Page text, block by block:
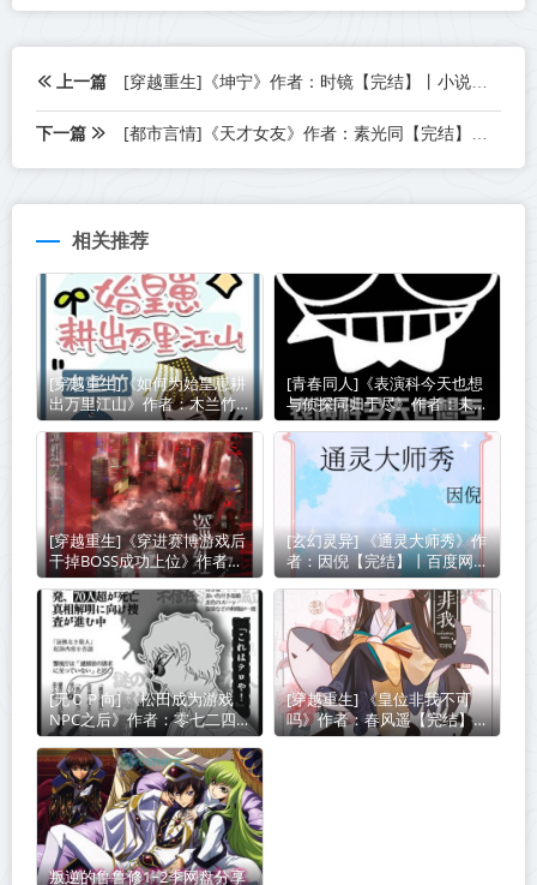
上一篇 [穿越重生]《坤宁》作者：时镜【完结】丨小说资源百度网盘免费txt下载
下一篇 [都市言情]《天才女友》作者：素光同【完结】丨小说资源百度网盘免费txt下载
相关推荐
[穿越重生]《如何为始皇崽耕
出万里江山》作者：木兰竹
【完结】丨小说资源百度网盘
免费txt下载
[青春同人]《表演科今天也想
与侦探同归于尽》作者：未西
归【完结】丨小说资源百度网
盘免费txt下载
[穿越重生]《穿进赛博游戏后
干掉BOSS成功上位》作者：
桉柏【完结】丨小说资源百度
网盘免费txt下载
[玄幻灵异] 《通灵大师秀》作
者：因倪【完结】丨百度网盘
免费txt下载
[无ＣＰ向] 《松田成为游戏
NPC之后》作者：零七二四
【完结】丨百度网盘免费txt
下载
[穿越重生] 《皇位非我不可
吗》作者：春风遥【完结】丨
小说资源百度网盘免费txt下
叛逆的鲁鲁修1~2季网盘分享